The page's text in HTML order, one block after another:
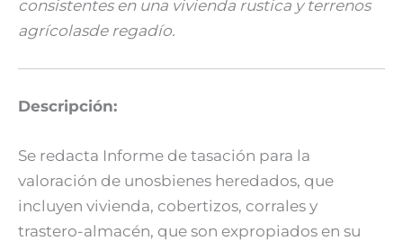
consistentes en una vivienda rustica y terrenos
agrícolasde regadío.
Descripción:
Se redacta Informe de tasación para la
valoración de unosbienes heredados, que
incluyen vivienda, cobertizos, corrales y
trastero-almacén, que son expropiados en su